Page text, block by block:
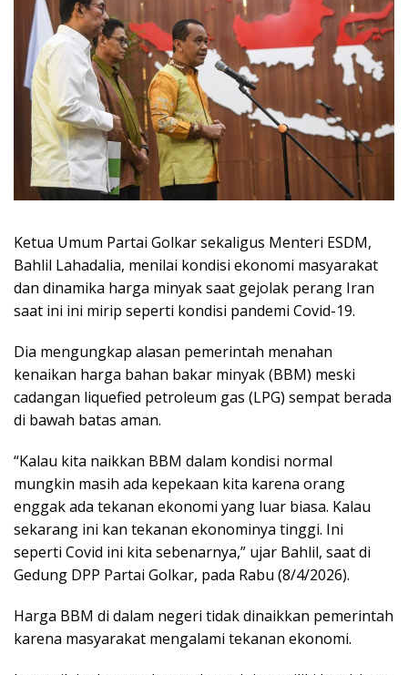
Ketua Umum Partai Golkar sekaligus Menteri ESDM,
Bahlil Lahadalia, menilai kondisi ekonomi masyarakat
dan dinamika harga minyak saat gejolak perang Iran
saat ini ini mirip seperti kondisi pandemi Covid-19.
Dia mengungkap alasan pemerintah menahan
kenaikan harga bahan bakar minyak (BBM) meski
cadangan liquefied petroleum gas (LPG) sempat berada
di bawah batas aman.
“Kalau kita naikkan BBM dalam kondisi normal
mungkin masih ada kepekaan kita karena orang
enggak ada tekanan ekonomi yang luar biasa. Kalau
sekarang ini kan tekanan ekonominya tinggi. Ini
seperti Covid ini kita sebenarnya,” ujar Bahlil, saat di
Gedung DPP Partai Golkar, pada Rabu (8/4/2026).
Harga BBM di dalam negeri tidak dinaikkan pemerintah
karena masyarakat mengalami tekanan ekonomi.